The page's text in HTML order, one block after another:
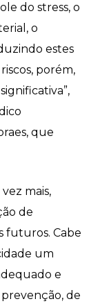
do stress, o
o
estes
porém,
que
mais,
de
futuros. Cabe
um
e
de